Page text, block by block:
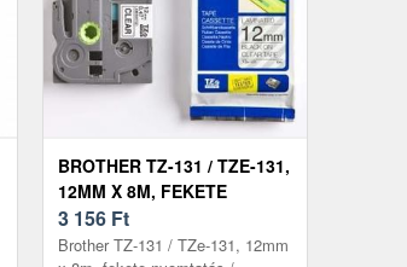
BROTHER TZ-131 / TZE-131,
12MM X 8M, FEKETE
NYOMTATÁS / ÁTLÁTSZÓ
ALAPON, EREDETI SZALAG
3 156 Ft
Brother TZ-131 / TZe-131, 12mm